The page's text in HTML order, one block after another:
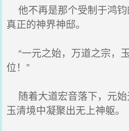
他不再是那个受制于鸿
真正的神界神邸。
“一元之始，万道之宗，
位！”
随着大道宏音落下，元
玉清境中凝聚出无上神躯。